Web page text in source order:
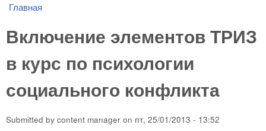
You are here
Главная
Включение элементов ТРИЗ
в курс по психологии
социального конфликта
Submitted by content manager on пт, 25/01/2013 - 13:52